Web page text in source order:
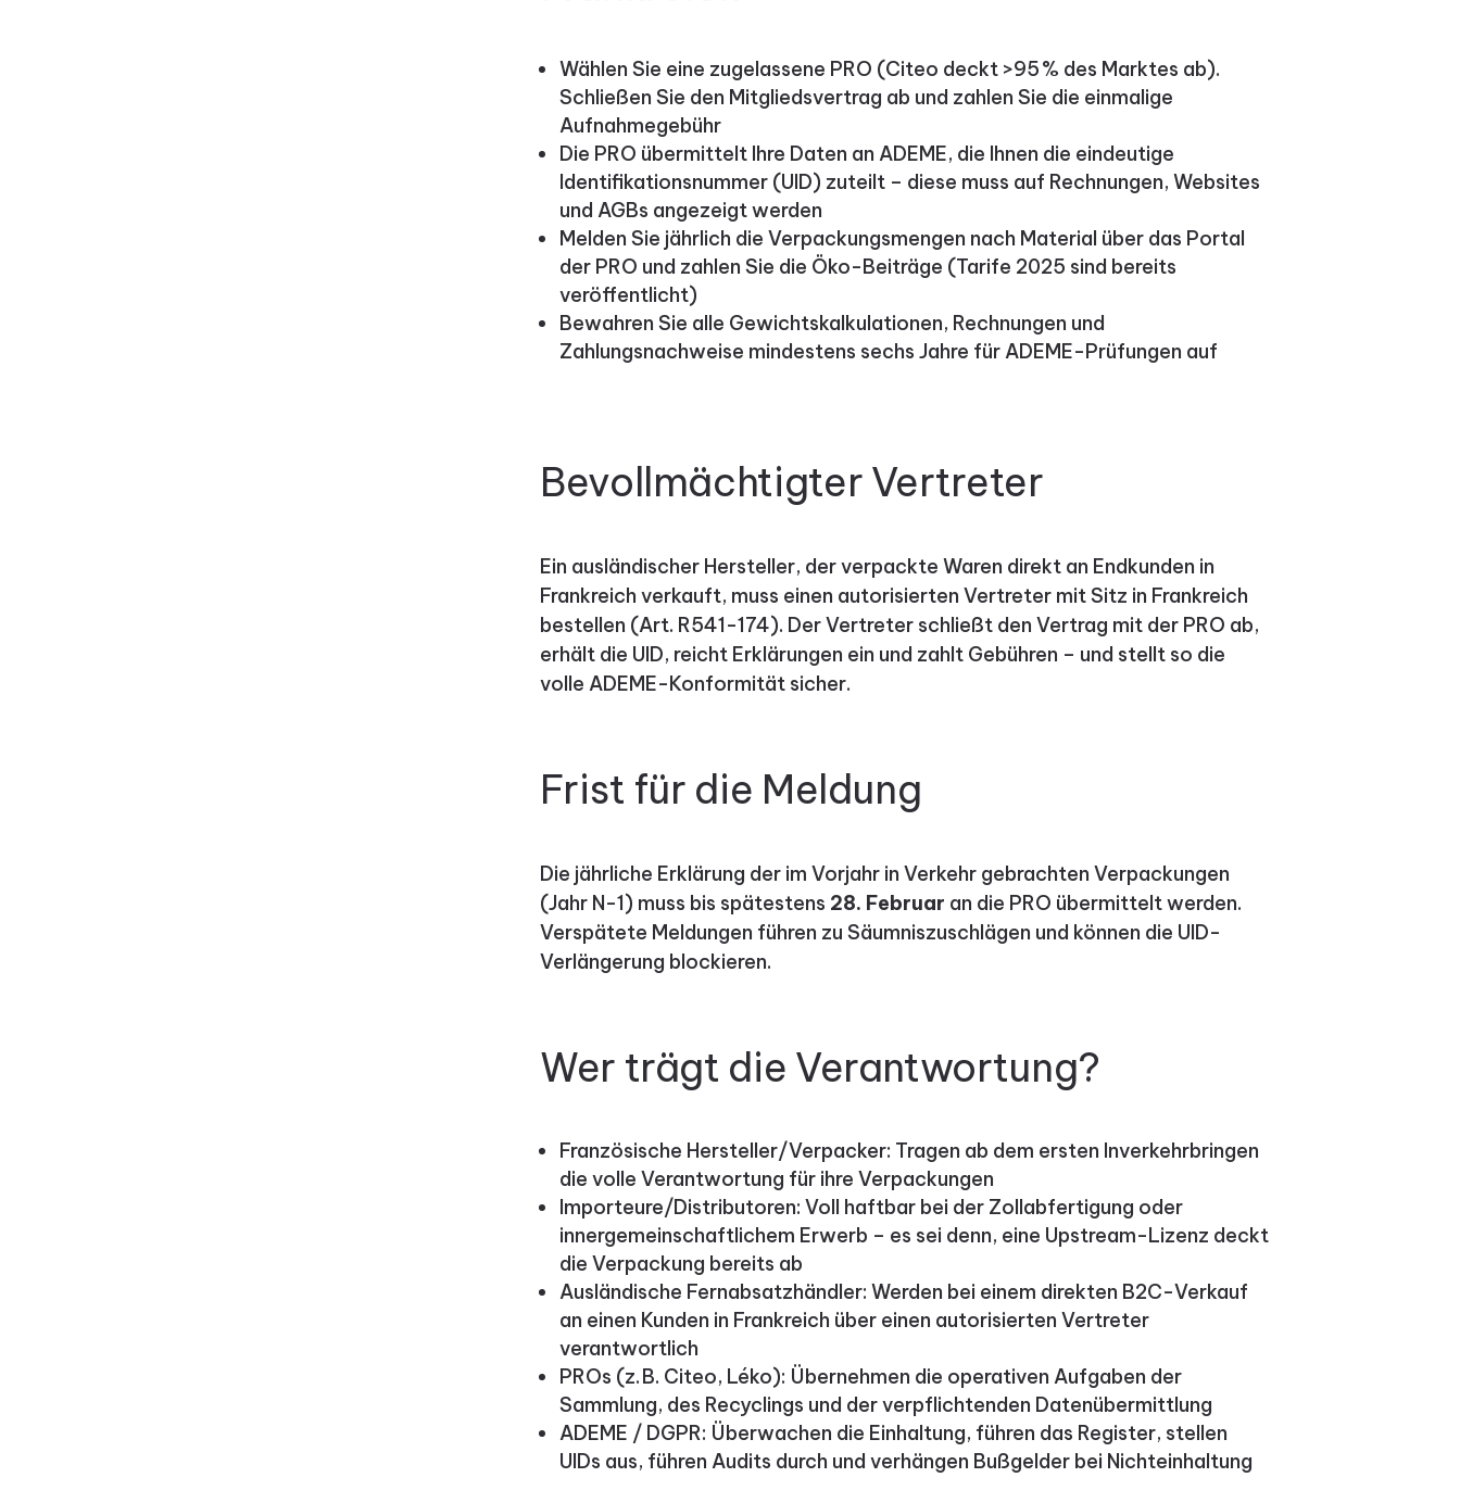
Wählen Sie eine zugelassene PRO (Citeo deckt >95 % des Marktes ab).
Schließen Sie den Mitgliedsvertrag ab und zahlen Sie die einmalige
Aufnahmegebühr
Die PRO übermittelt Ihre Daten an ADEME, die Ihnen die eindeutige
Identifikationsnummer (UID) zuteilt – diese muss auf Rechnungen, Websites
und AGBs angezeigt werden
Melden Sie jährlich die Verpackungsmengen nach Material über das Portal
der PRO und zahlen Sie die Öko-Beiträge (Tarife 2025 sind bereits
veröffentlicht)
Bewahren Sie alle Gewichtskalkulationen, Rechnungen und
Zahlungsnachweise mindestens sechs Jahre für ADEME-Prüfungen auf
Bevollmächtigter Vertreter
Ein ausländischer Hersteller, der verpackte Waren direkt an Endkunden in
Frankreich verkauft, muss einen autorisierten Vertreter mit Sitz in Frankreich
bestellen (Art. R541-174). Der Vertreter schließt den Vertrag mit der PRO ab,
erhält die UID, reicht Erklärungen ein und zahlt Gebühren – und stellt so die
volle ADEME-Konformität sicher.
Frist für die Meldung
Die jährliche Erklärung der im Vorjahr in Verkehr gebrachten Verpackungen
(Jahr N-1) muss bis spätestens 28. Februar an die PRO übermittelt werden.
Verspätete Meldungen führen zu Säumniszuschlägen und können die UID-
Verlängerung blockieren.
Wer trägt die Verantwortung?
Französische Hersteller/Verpacker: Tragen ab dem ersten Inverkehrbringen
die volle Verantwortung für ihre Verpackungen
Importeure/Distributoren: Voll haftbar bei der Zollabfertigung oder
innergemeinschaftlichem Erwerb – es sei denn, eine Upstream-Lizenz deckt
die Verpackung bereits ab
Ausländische Fernabsatzhändler: Werden bei einem direkten B2C-Verkauf
an einen Kunden in Frankreich über einen autorisierten Vertreter
verantwortlich
PROs (z. B. Citeo, Léko): Übernehmen die operativen Aufgaben der
Sammlung, des Recyclings und der verpflichtenden Datenübermittlung
ADEME / DGPR: Überwachen die Einhaltung, führen das Register, stellen
UIDs aus, führen Audits durch und verhängen Bußgelder bei Nichteinhaltung